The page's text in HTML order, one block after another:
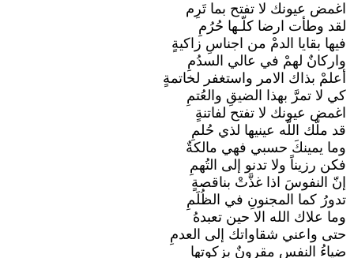
اغمض عيونك لا تفتح بما تَرِم
لقد وطأت ارضا كلّـها حُرُمِ
فيها بقايا الدمْ من اجناسِ زاكيةٍ
واركانٌ لهمْ في عالي السدُمِ
أعلمْ بذاك الامر واستغفر لخاتمةٍ
كي لا تمرَّ بهذا الضيقِ والعُتمِ
اغمض عيونك لا تفتح لفاتنةٍ
قد ملّك اللّه عينيها لذي حُلمِ
وما يمينكَ حسبي فهي مالكةٌ
فكن رزيناً ولا تدنو إلى التُهمِ
إنّ النفوسَ اذا غذَّتْ بناقصةٍ
تدورُ كما المجنونِ في الظُلَمِ
وما علاك الله الا حين تعبدهُ
حتى واعني شقاواتك إلى العدمِ
ضياءُ النفسِ مقرونٌ بزكوتها